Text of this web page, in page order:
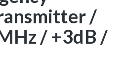
/
/ +3dB /